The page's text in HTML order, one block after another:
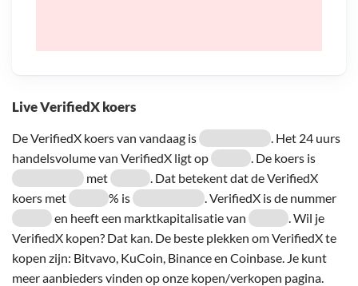
Live VerifiedX koers
De VerifiedX koers van vandaag is
. Het 24 uurs
handelsvolume van VerifiedX ligt op
. De koers is
met
. Dat betekent dat de VerifiedX
koers met
% is
. VerifiedX is de nummer
en heeft een marktkapitalisatie van
. Wil je
VerifiedX kopen? Dat kan. De beste plekken om VerifiedX te
kopen zijn: Bitvavo, KuCoin, Binance en Coinbase. Je kunt
meer aanbieders vinden op onze kopen/verkopen pagina.